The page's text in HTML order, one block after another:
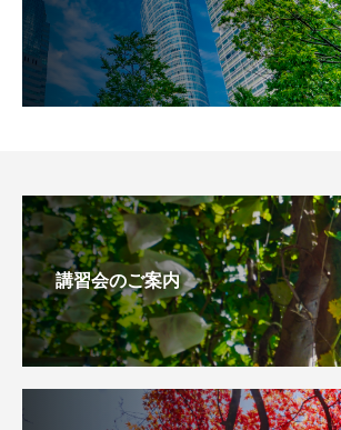
講習会のご案内